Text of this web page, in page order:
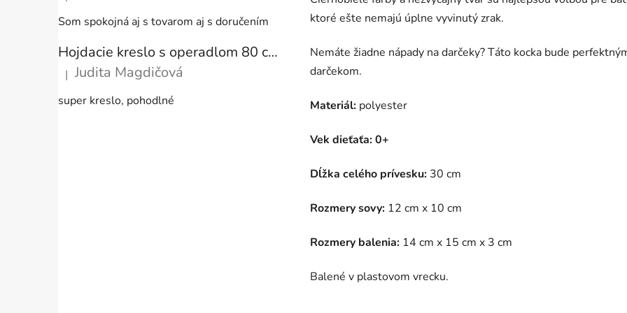
Som spokojná aj s tovarom aj s doručením
Hojdacie kreslo s operadlom 80 cm + vankúše
Hodnotenie produktu je 5 z 5 hviezdičiek.
| Judita Magdičová
super kreslo, pohodlné
ktoré ešte nemajú úplne vyvinutý zrak.
Nemáte žiadne nápady na darčeky? Táto kocka bude
darčekom.
Materiál: polyester
Vek dieťaťa: 0+
Dĺžka celého prívesku: 30 cm
Rozmery sovy: 12 cm x 10 cm
Rozmery balenia: 14 cm x 15 cm x 3 cm
Balené v plastovom vrecku.